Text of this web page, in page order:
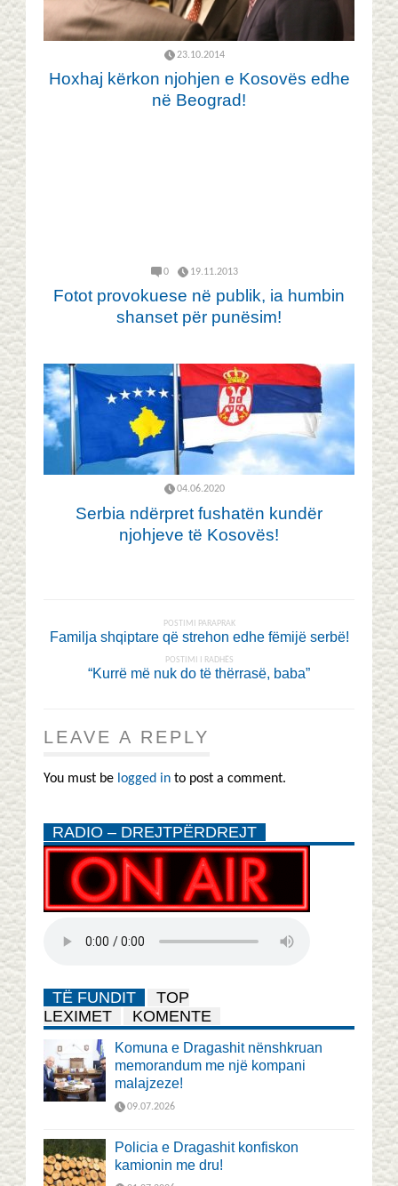
23.10.2014
Hoxhaj kërkon njohjen e Kosovës edhe
në Beograd!
0 19.11.2013
Fotot provokuese në publik, ia humbin
shanset për punësim!
04.06.2020
Serbia ndërpret fushatën kundër
njohjeve të Kosovës!
POSTIMI PARAPRAK
Familja shqiptare që strehon edhe fëmijë serbë!
POSTIMI I RADHËS
“Kurrë më nuk do të thërrasë, baba”
LEAVE A REPLY
You must be logged in to post a comment.
RADIO – DREJTPËRDREJT
TË FUNDIT
TOP
LEXIMET
KOMENTE
Komuna e Dragashit nënshkruan
memorandum me një kompani
malajzeze!
09.07.2026
Policia e Dragashit konfiskon
kamionin me dru!